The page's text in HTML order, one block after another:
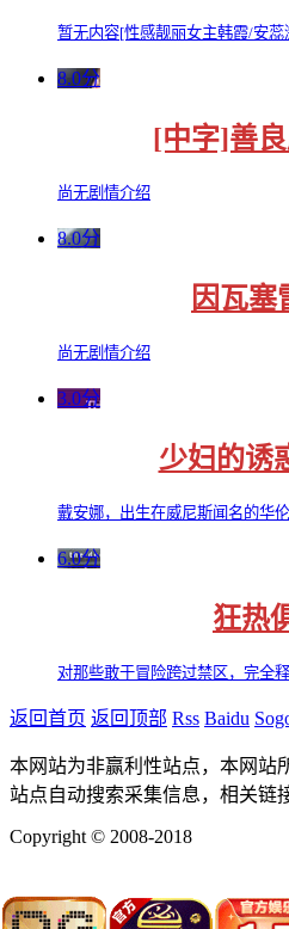
暂无内容[性感靓丽女主韩霞/安蕊
8.0分
[中字]善
尚无剧情介绍
8.0分
因瓦塞
尚无剧情介绍
3.0分
少妇的诱
戴安娜，出生在威尼斯闻名的华伦
6.0分
狂热
对那些敢于冒险跨过禁区，完全释
返回首页 返回顶部 Rss Baidu
本网站为非赢利性站点，本网站
站点自动搜索采集信息，相关链
Copyright © 2008-2018